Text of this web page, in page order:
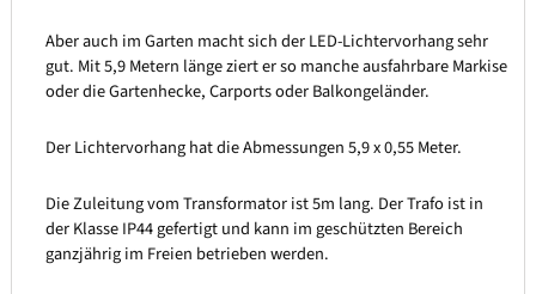
Aber auch im Garten macht sich der LED-Lichtervorhang sehr
gut. Mit 5,9 Metern länge ziert er so manche ausfahrbare Markise
oder die Gartenhecke, Carports oder Balkongeländer.
Der Lichtervorhang hat die Abmessungen 5,9 x 0,55 Meter.
Die Zuleitung vom Transformator ist 5m lang. Der Trafo ist in
der Klasse IP44 gefertigt und kann im geschützten Bereich
ganzjährig im Freien betrieben werden.